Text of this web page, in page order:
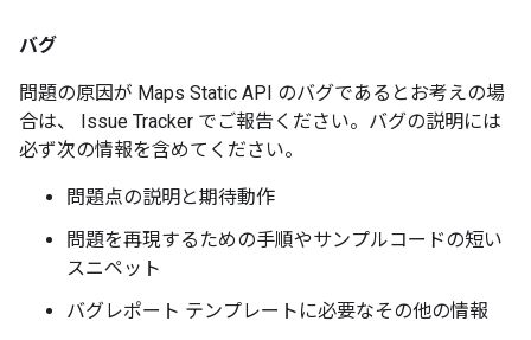
バグ
問題の原因が Maps Static API のバグであるとお考えの場
合は、 Issue Tracker でご報告ください。バグの説明には
必ず次の情報を含めてください。
問題点の説明と期待動作
問題を再現するための手順やサンプルコードの短い
スニペット
バグレポート テンプレートに必要なその他の情報